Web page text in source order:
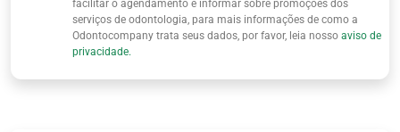
facilitar o agendamento e informar sobre promoções dos
serviços de odontologia, para mais informações de como a
Odontocompany trata seus dados, por favor, leia nossoaviso de
privacidade.